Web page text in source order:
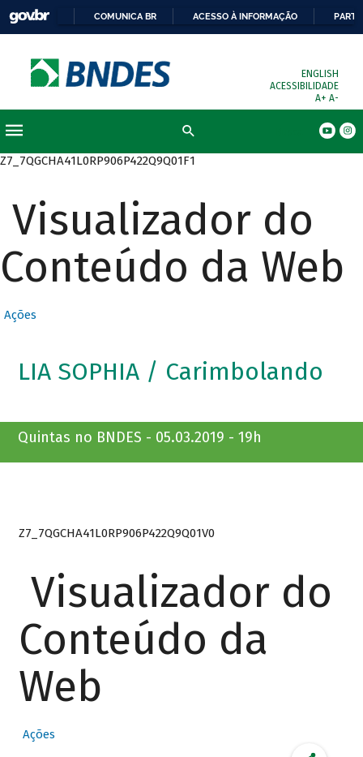
COMUNICA BR ACESSO À INFORMAÇÃO
ENGLISH
ACESSIBILIDADE
A+ A-
Z7_7QGCHA41L0RP906P422Q9Q01F1
Visualizador do
Conteúdo da Web
Ações
LIA SOPHIA / Carimbolando
Quintas no BNDES - 05.03.2019 - 19h
Z7_7QGCHA41L0RP906P422Q9Q01V0
Visualizador do
Conteúdo da
Web
Ações